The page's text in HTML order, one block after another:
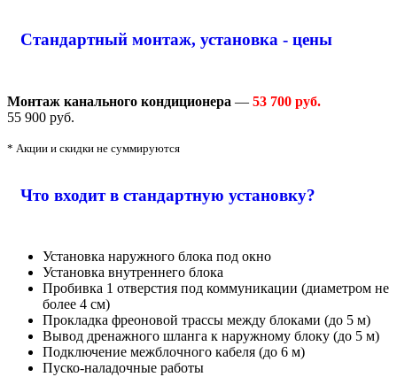
Стандартный монтаж, установка - цены
Монтаж канального кондиционера — 53 700 руб.
55 900 руб.
* Акции и скидки не суммируются
Что входит в стандартную установку?
Установка наружного блока под окно
Установка внутреннего блока
Пробивка 1 отверстия под коммуникации (диаметром не
более 4 см)
Прокладка фреоновой трассы между блоками (до 5 м)
Вывод дренажного шланга к наружному блоку (до 5 м)
Подключение межблочного кабеля (до 6 м)
Пуско-наладочные работы